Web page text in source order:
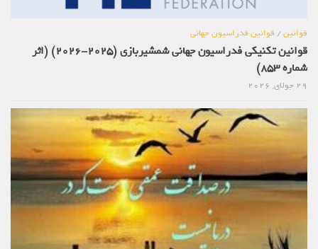
قوانین/ قوانین فدراسیون جهانی
قوانین تکنیکی فدراسیون جهانی شمشیربازی (2025-2026) (اثر
شماره 853)
29 جولای, 2026